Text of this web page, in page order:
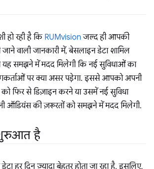
हो रही है कि RUMvision जल्द ही आपकी
वाली जानकारी में, बेसलाइन डेटा शामिल
समझने में मदद मिलेगी कि नई सुविधाओं का
पर क्या असर पड़ेगा. इससे आपको अपनी
फिर से डिज़ाइन करने या उसमें नई सुविधा
ऑडियंस की ज़रूरतों को समझने में मदद मिलेगी.
शुरुआत है
हर दिन ज़्यादा बेहतर होता जा रहा है. इसलिए,